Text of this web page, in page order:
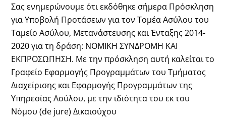
Σας ενημερώνουμε ότι εκδόθηκε σήμερα Πρόσκληση
για Υποβολή Προτάσεων για τον Τομέα Ασύλου του
Ταμείο Ασύλου, Μετανάστευσης και Ένταξης 2014-
2020 για τη δράση: ΝΟΜΙΚΗ ΣΥΝΔΡΟΜΗ ΚΑΙ
ΕΚΠΡΟΣΩΠΗΣΗ. Με την πρόσκληση αυτή καλείται το
Γραφείο Εφαρμογής Προγραμμάτων του Τμήματος
Διαχείρισης και Εφαρμογής Προγραμμάτων της
Υπηρεσίας Ασύλου, με την ιδιότητα του εκ του
Νόμου (de jure) Δικαιούχου
Ταμείο
Ασύλου,
Μετανάστευσης
και
Ένταξης
2014-
2020
για
τη